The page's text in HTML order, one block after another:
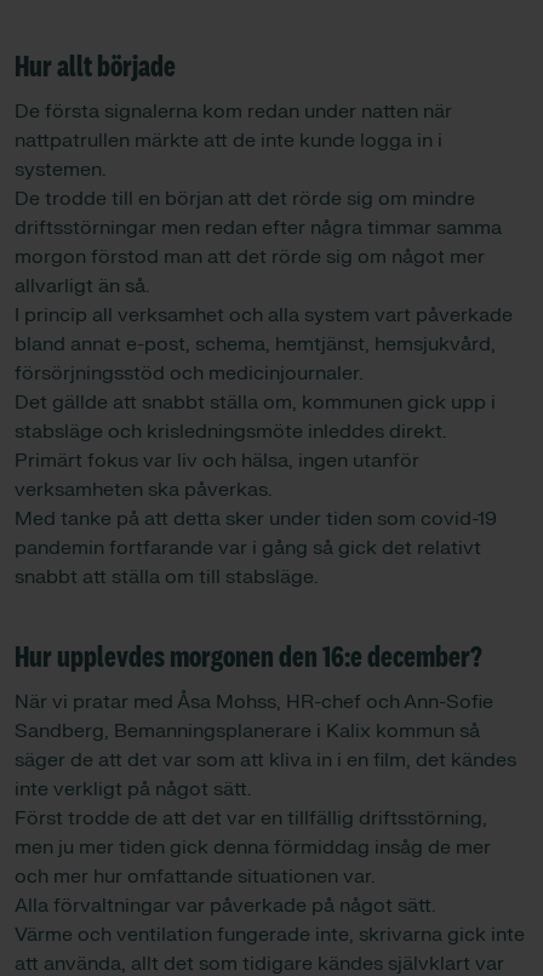
Hur allt började
De första signalerna kom redan under natten när
nattpatrullen märkte att de inte kunde logga in i
systemen.
De trodde till en början att det rörde sig om mindre
driftsstörningar men redan efter några timmar samma
morgon förstod man att det rörde sig om något mer
allvarligt än så.
I princip all verksamhet och alla system vart påverkade
bland annat e-post, schema, hemtjänst, hemsjukvård,
försörjningsstöd och medicinjournaler.
Det gällde att snabbt ställa om, kommunen gick upp i
stabsläge och krisledningsmöte inleddes direkt.
Primärt fokus var liv och hälsa, ingen utanför
verksamheten ska påverkas.
Med tanke på att detta sker under tiden som covid-19
pandemin fortfarande var i gång så gick det relativt
snabbt att ställa om till stabsläge.
Hur upplevdes morgonen den 16:e december?
När vi pratar med Åsa Mohss, HR-chef och Ann-Sofie
Sandberg, Bemanningsplanerare i Kalix kommun så
säger de att det var som att kliva in i en film, det kändes
inte verkligt på något sätt.
Först trodde de att det var en tillfällig driftsstörning,
men ju mer tiden gick denna förmiddag insåg de mer
och mer hur omfattande situationen var.
Alla förvaltningar var påverkade på något sätt.
Värme och ventilation fungerade inte, skrivarna gick inte
att använda, allt det som tidigare kändes självklart var